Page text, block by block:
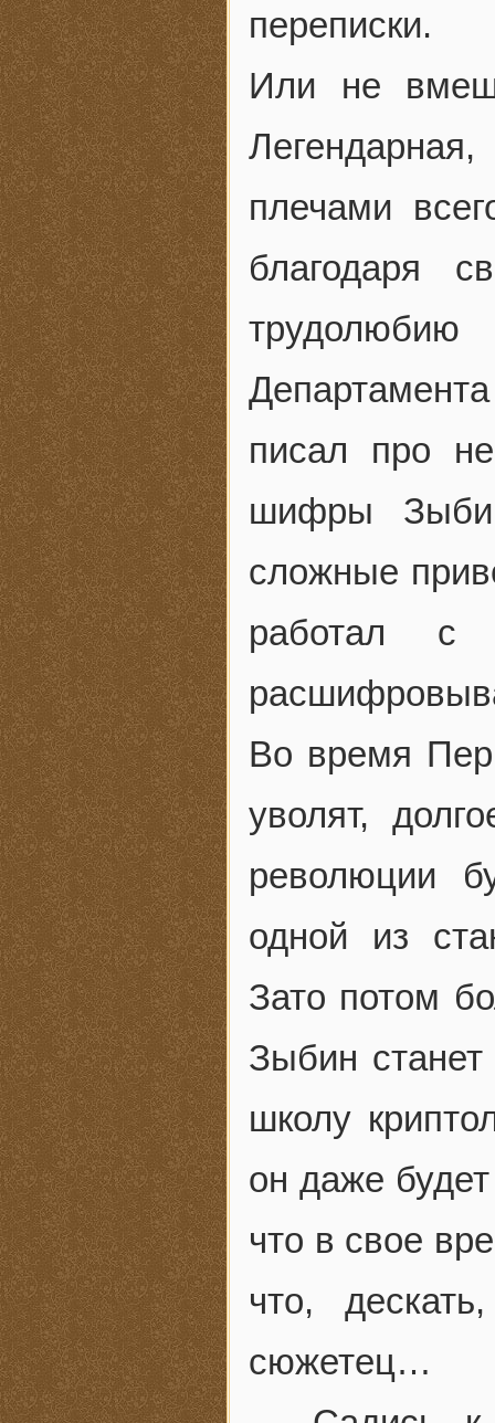
переписки.
Или не
плечами
благодаря
писал про
шифры
сложные
работал
Во время
уволят,
революции
одной из
Зато потом
Зыбин станет
школу
он даже
что в свое
что,
сюжетец…